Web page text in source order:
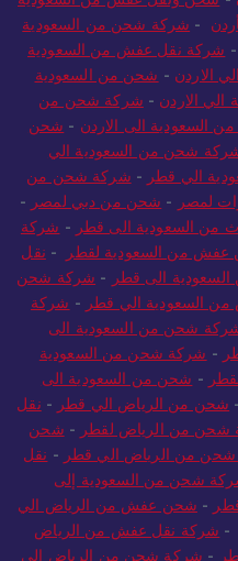
شحن ونقل عفش من السعودية
-شركة شحن من السعودية
-
شركة نقل عفش من السعودية
الاردن
شحن من السعودية
الاردن -شركة شحن من
السعودية الى الاردن-شحن
شركة شحن من السعودية الي
الي قطر
شركة شحن من
لمصر شحن من دبي لمصر-
من السعودية الى قطر
شركة
عفش من السعودية لقطر-نقل
الى قطر-شركة شحن
السعودية الي قطر - شركة
شركة شحن من السعودية الى
-
شركة شحن من السعودية
شحن من السعودية الى
شحن من الرياض الي قطر-
شحن من الرياض لقطر -
شحن
من الرياض الي قطر
شحن من السعودية إلى
-شحن عفش من الرياض الي
-
شركة نقل عفش من الرياض